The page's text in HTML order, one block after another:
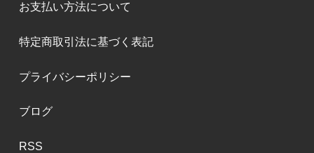
お支払い方法について
特定商取引法に基づく表記
プライバシーポリシー
ブログ
RSS